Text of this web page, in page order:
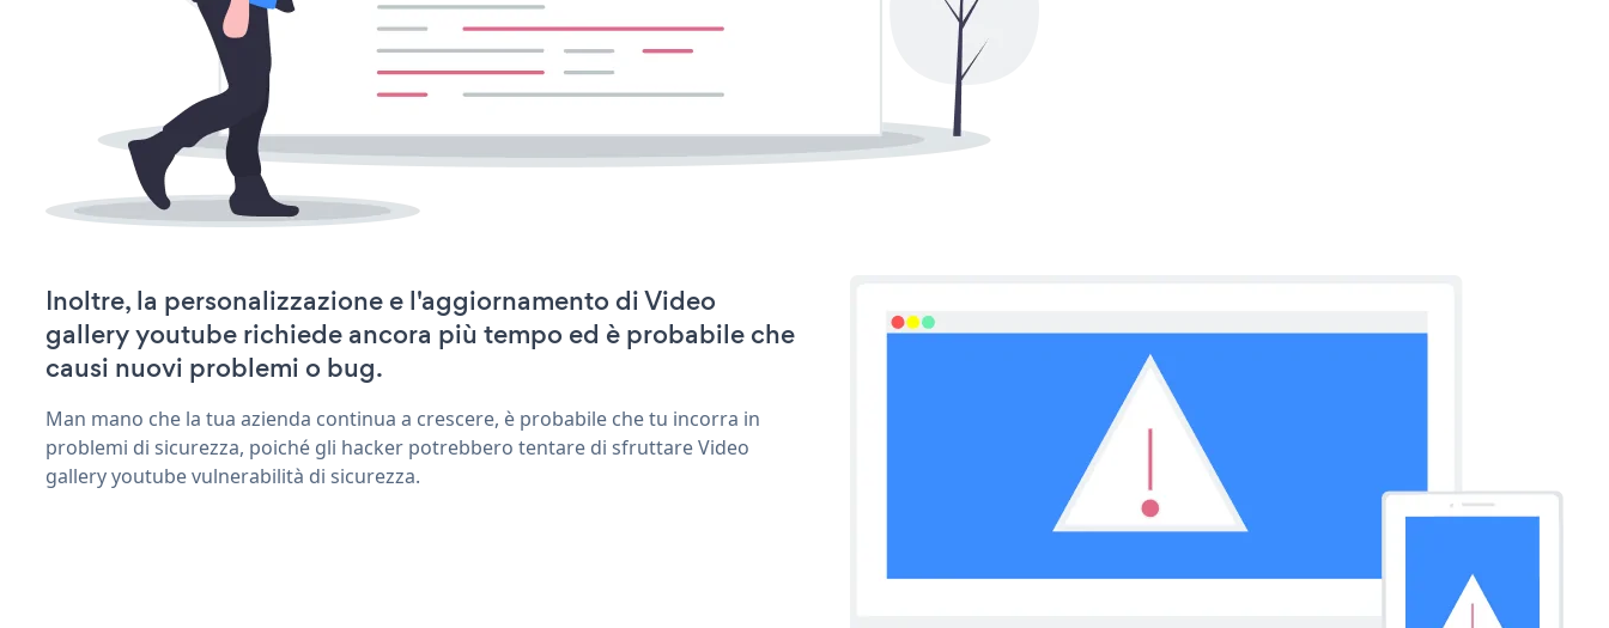
Inoltre, la personalizzazione e l'aggiornamento di Video
gallery youtube richiede ancora più tempo ed è probabile che
causi nuovi problemi o bug.
Man mano che la tua azienda continua a crescere, è probabile che tu incorra in
problemi di sicurezza, poiché gli hacker potrebbero tentare di sfruttare Video
gallery youtube vulnerabilità di sicurezza.